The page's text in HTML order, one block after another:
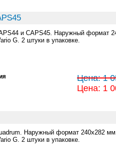
и CAPS45. Наружный формат
G. 2 штуки в упаковке.
Цена: 1
Цена: 1
Наружный формат 240x282
G. 2 штуки в упаковке.